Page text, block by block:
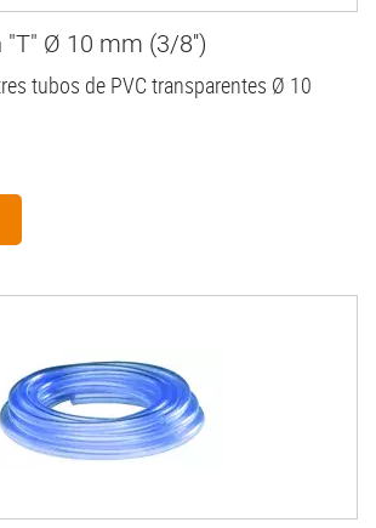
"T" Ø 10 mm (3/8'')
tubos de PVC transparentes Ø 10